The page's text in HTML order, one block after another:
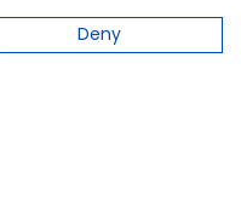
Deny